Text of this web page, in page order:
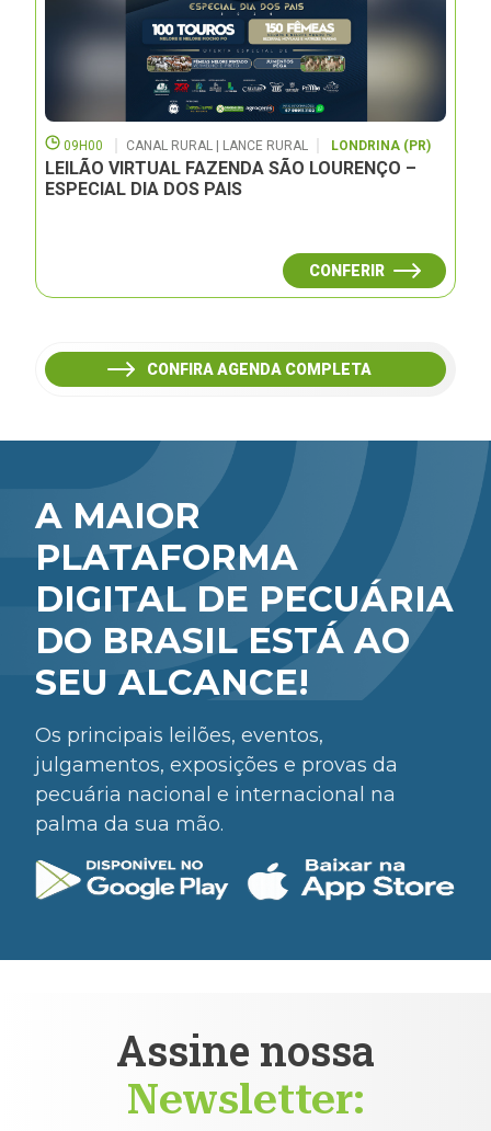
09H00 CANAL RURAL | LANCE RURAL LONDRINA (PR)
LEILÃO VIRTUAL FAZENDA SÃO LOURENÇO –
ESPECIAL DIA DOS PAIS
CONFERIR
CONFIRA AGENDA COMPLETA
A MAIOR
PLATAFORMA
DIGITAL DE PECUÁRIA
DO BRASIL ESTÁ AO
SEU ALCANCE!
Os principais leilões, eventos,
julgamentos, exposições e provas da
pecuária nacional e internacional na
palma da sua mão.
Assine nossa
Newsletter: